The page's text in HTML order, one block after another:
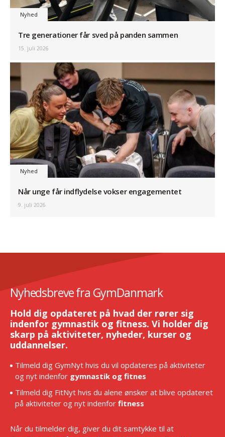
Nyhed
Tre generationer får sved på panden sammen
15. juli 2026
Nyhed
Når unge får indflydelse vokser engagementet
9. juli 2026
Nyhedsbreve fra GymDanmark
Hold dig opdateret på hvad der rører sig
indenfor gymnastik og fitness. Vi holder dig
skarp på aktiviteter, nyheder, kurser og
uddannelser.
Tilmeld dig GymNyt hvis du vil opdateres på aktiviteter
og nyt indenfor gymnastik og fitnes
Tilmeld dig FitNyt hvis du alene ønsker at blive opdateret
på aktiviteter og nyt indenfor fitness
Når du tilmelder dig, giver du dit samtykke til at